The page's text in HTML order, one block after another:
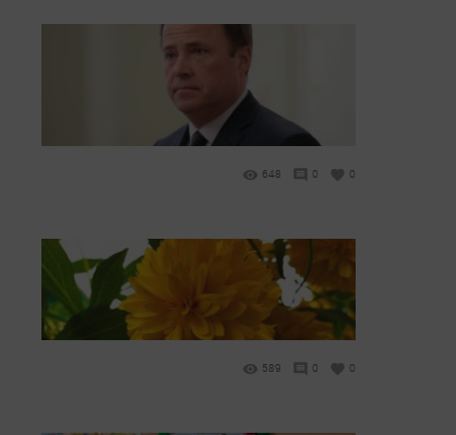
648 0 0
589 0 0